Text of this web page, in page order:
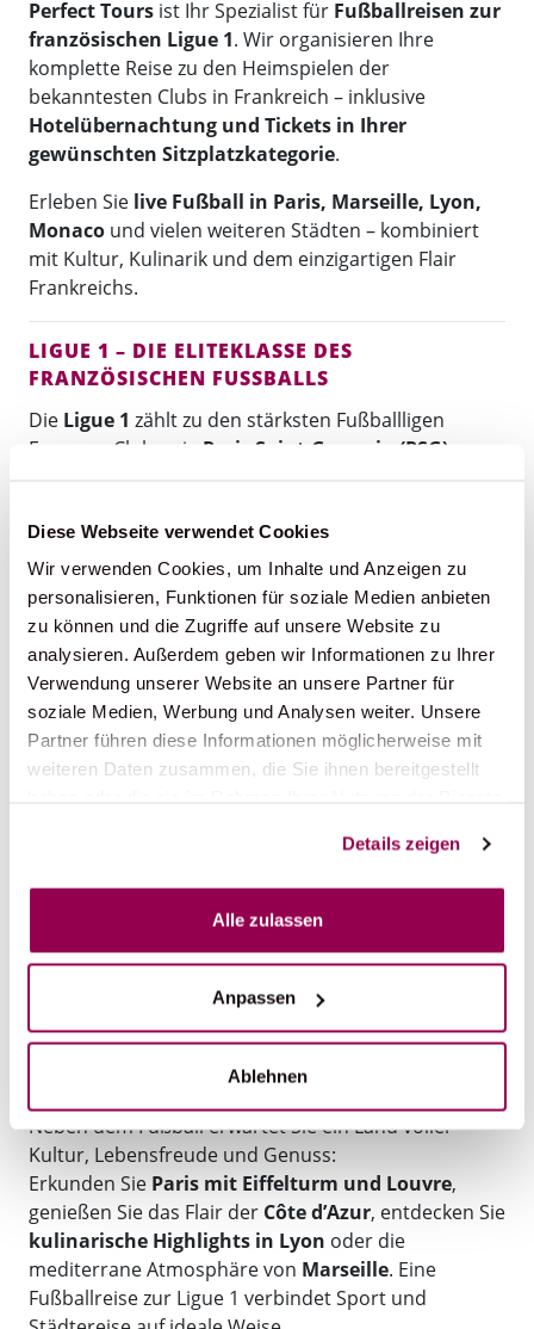
Diese Webseite verwendet Cookies
Wir verwenden Cookies, um Inhalte und Anzeigen zu
personalisieren, Funktionen für soziale Medien anbieten
zu können und die Zugriffe auf unsere Website zu
analysieren. Außerdem geben wir Informationen zu Ihrer
Verwendung unserer Website an unsere Partner für
soziale Medien, Werbung und Analysen weiter. Unsere
Partner führen diese Informationen möglicherweise mit
weiteren Daten zusammen, die Sie ihnen bereitgestellt
Details zeigen
Alle zulassen
Anpassen
Ablehnen
Perfect Tours ist Ihr Spezialist für Fußballreisen zur
französischen Ligue 1. Wir organisieren Ihre
komplette Reise zu den Heimspielen der
bekanntesten Clubs in Frankreich – inklusive
Hotelübernachtung und Tickets in Ihrer
gewünschten Sitzplatzkategorie.
Erleben Sie live Fußball in Paris, Marseille, Lyon,
Monaco und vielen weiteren Städten – kombiniert
mit Kultur, Kulinarik und dem einzigartigen Flair
Frankreichs.
LIGUE 1 – DIE ELITEKLASSE DES
FRANZÖSISCHEN FUSSBALLS
Die Ligue 1 zählt zu den stärksten Fußballligen
Europas. Clubs wie Paris Saint-Germain (PSG)
mit ihrem fußballerischen Können, ihrer Geschichte
und ihren leidenschaftlichen Fans.
In den modernen Stadien wie demParc des Princes
demOrange Vélodrome oder dem Groupama
Stadiumerwartet Sie eine besondere Atmosphäre
und mitreißende Spiele.
STARS, TALENTE UND EMOTIONEN
aufstrebenden Talenten. Die Fans erleben hier
Fußball und viele unvergessliche Momente. Egal ob
oder einfach hochklassigen Fußball lieben – ein
Spielbesuch lohnt sich immer.
Neben dem Fußball erwartet Sie ein Land voller
Kultur, Lebensfreude und Genuss:
Erkunden Sie Paris mit Eiffelturm und Louvre,
genießen Sie das Flair der Côte d’Azur, entdecken Sie
kulinarische Highlights in Lyon oder die
mediterrane Atmosphäre von Marseille. Eine
Fußballreise zur Ligue 1 verbindet Sport und